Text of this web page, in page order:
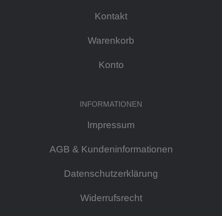
Kontakt
Warenkorb
Konto
INFORMATIONEN
Impressum
AGB & Kundeninformationen
Datenschutzerklärung
Widerrufsrecht